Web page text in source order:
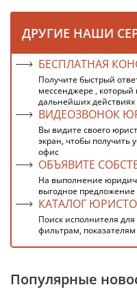
ДРУГИЕ НАШИ
БЕСПЛАТНАЯ
Получите быстрый
мессенджере ,
дальнейших действиях
ВИДЕОЗВОНОК
Вы видите своего
экран, чтобы получить
офис
ОБЪЯВИТЕ
На выполнение
выгодное предложение
КАТАЛОГ
Поиск исполнителя
фильтрам,
Популярные